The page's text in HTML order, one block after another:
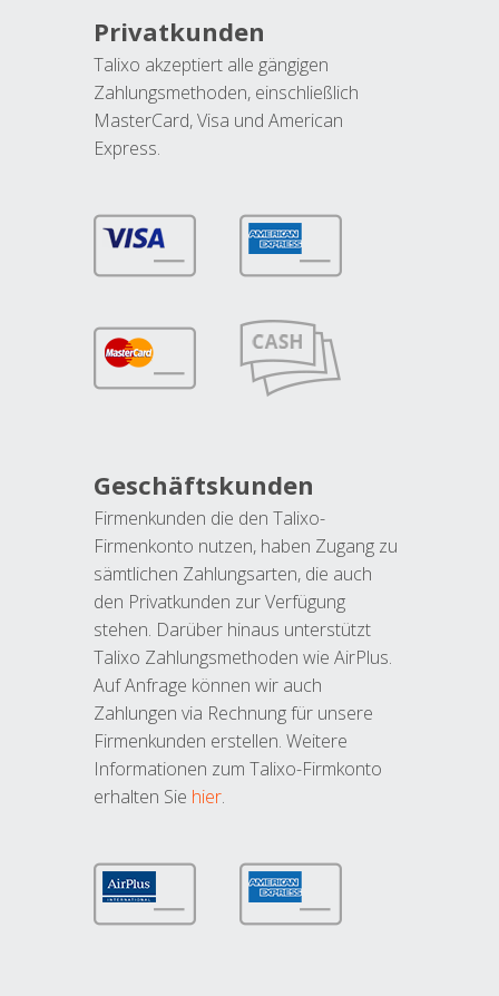
Privatkunden
Talixo akzeptiert alle gängigen
Zahlungsmethoden, einschließlich
MasterCard, Visa und American
Express.
Geschäftskunden
Firmenkunden die den Talixo-
Firmenkonto nutzen, haben Zugang zu
sämtlichen Zahlungsarten, die auch
den Privatkunden zur Verfügung
stehen. Darüber hinaus unterstützt
Talixo Zahlungsmethoden wie AirPlus.
Auf Anfrage können wir auch
Zahlungen via Rechnung für unsere
Firmenkunden erstellen. Weitere
Informationen zum Talixo-Firmkonto
erhalten Sie hier.